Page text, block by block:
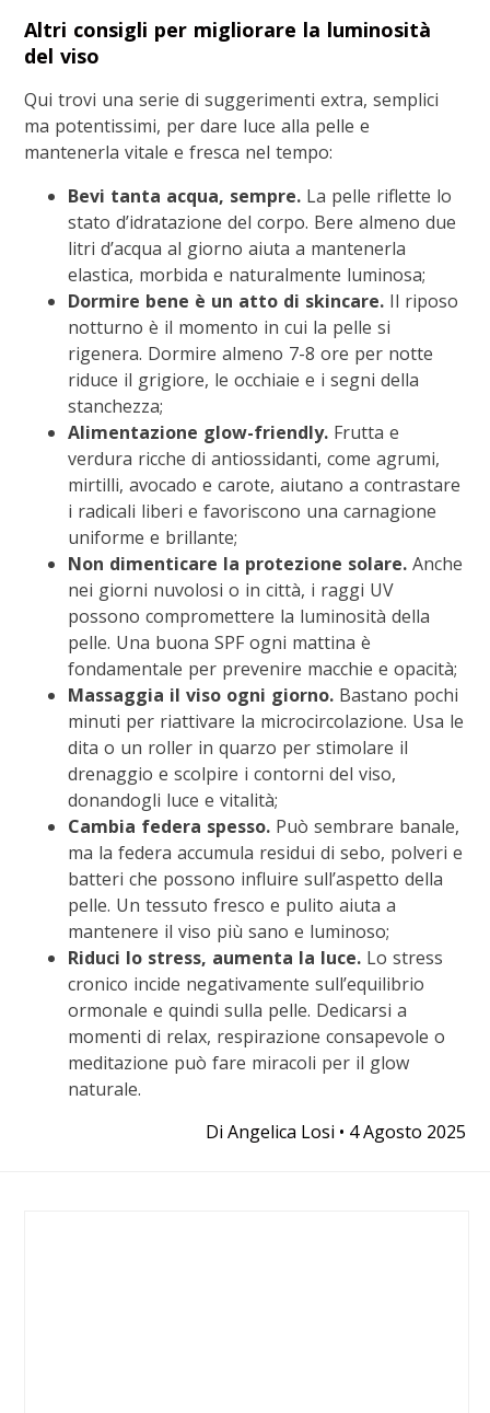
Altri consigli per migliorare la luminosità
del viso
Qui trovi una serie di suggerimenti extra, semplici
ma potentissimi, per dare luce alla pelle e
mantenerla vitale e fresca nel tempo:
Bevi tanta acqua, sempre. La pelle riflette lo
stato d’idratazione del corpo. Bere almeno due
litri d’acqua al giorno aiuta a mantenerla
elastica, morbida e naturalmente luminosa;
Dormire bene è un atto di skincare. Il riposo
notturno è il momento in cui la pelle si
rigenera. Dormire almeno 7-8 ore per notte
riduce il grigiore, le occhiaie e i segni della
stanchezza;
Alimentazione glow-friendly. Frutta e
verdura ricche di antiossidanti, come agrumi,
mirtilli, avocado e carote, aiutano a contrastare
i radicali liberi e favoriscono una carnagione
uniforme e brillante;
Non dimenticare la protezione solare.Anche
nei giorni nuvolosi o in città, i raggi UV
possono compromettere la luminosità della
pelle. Una buona SPF ogni mattina è
fondamentale per prevenire macchie e opacità;
Massaggia il viso ogni giorno. Bastano pochi
minuti per riattivare la microcircolazione. Usa le
dita o un roller in quarzo per stimolare il
drenaggio e scolpire i contorni del viso,
donandogli luce e vitalità;
Cambia federa spesso. Può sembrare banale,
ma la federa accumula residui di sebo, polveri e
batteri che possono influire sull’aspetto della
pelle. Un tessuto fresco e pulito aiuta a
mantenere il viso più sano e luminoso;
Riduci lo stress, aumenta la luce. Lo stress
cronico incide negativamente sull’equilibrio
ormonale e quindi sulla pelle. Dedicarsi a
momenti di relax, respirazione consapevole o
meditazione può fare miracoli per il glow
naturale.
Di Angelica Losi • 4 Agosto 2025